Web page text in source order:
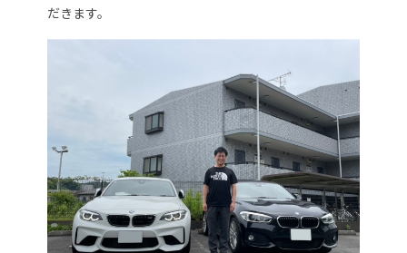
だきます。